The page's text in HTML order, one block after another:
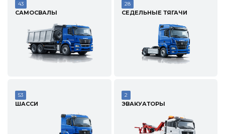
43
САМОСВАЛЫ
28
СЕДЕЛЬНЫЕ ТЯГАЧИ
53
ШАССИ
2
ЭВАКУАТОРЫ